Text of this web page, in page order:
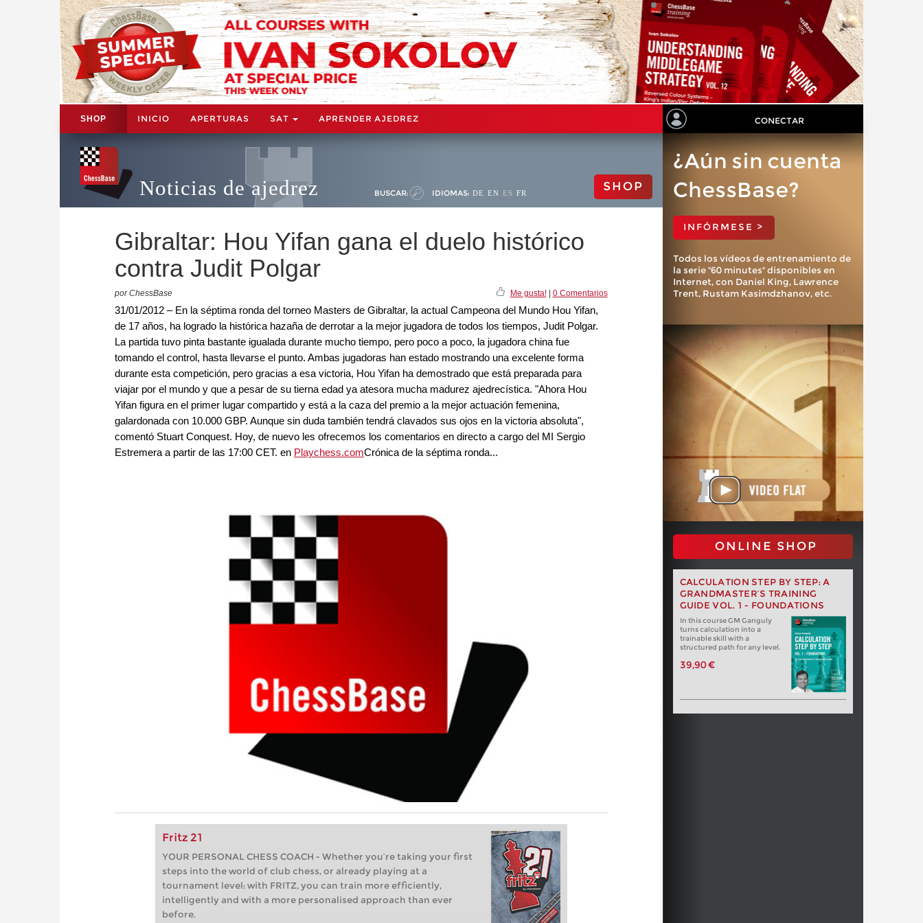
SHOP INICIO APERTURAS SAT APRENDER AJEDREZ CONECTAR
Noticias de ajedrez BUSCAR: IDIOMAS: DE EN ES FR SHOP
Gibraltar: Hou Yifan gana el duelo histórico
contra Judit Polgar
por ChessBase Me gusta!| 0 Comentarios
31/01/2012 – En la séptima ronda del torneo Masters de Gibraltar, la actual Campeona del Mundo Hou Yifan,
de 17 años, ha logrado la histórica hazaña de derrotar a la mejor jugadora de todos los tiempos, Judit Polgar.
La partida tuvo pinta bastante igualada durante mucho tiempo, pero poco a poco, la jugadora china fue
tomando el control, hasta llevarse el punto. Ambas jugadoras han estado mostrando una excelente forma
durante esta competición, pero gracias a esa victoria, Hou Yifan ha demostrado que está preparada para
viajar por el mundo y que a pesar de su tierna edad ya atesora mucha madurez ajedrecística. "Ahora Hou
Yifan figura en el primer lugar compartido y está a la caza del premio a la mejor actuación femenina,
galardonada con 10.000 GBP. Aunque sin duda también tendrá clavados sus ojos en la victoria absoluta",
comentó Stuart Conquest. Hoy, de nuevo les ofrecemos los comentarios en directo a cargo del MI Sergio
Estremera a partir de las 17:00 CET. en Playchess.comCrónica de la séptima ronda...
Fritz 21
YOUR PERSONAL CHESS COACH - Whether you’re taking your first
steps into the world of club chess, or already playing at a
tournament level: with FRITZ, you can train more efficiently,
intelligently and with a more personalised approach than ever
before.
¿Aún sin cuenta
ChessBase?
INFÓRMESE >
Todos los vídeos de entrenamiento de
la serie "60 minutes" disponibles en
Internet, con Daniel King, Lawrence
Trent, Rustam Kasimdzhanov, etc.
ONLINE SHOP
CALCULATION STEP BY STEP: A
GRANDMASTER’S TRAINING
GUIDE VOL. 1 - FOUNDATIONS
In this course GM Ganguly
turns calculation into a
trainable skill with a
structured path for any level.
39,90 €